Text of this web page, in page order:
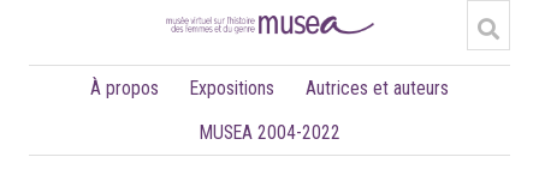
À propos Expositions
Autrices et auteurs
MUSEA 2004-2022